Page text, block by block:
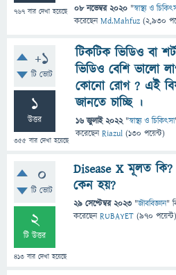
767 বার দেখা হয়েছে 08 নভেম্বর 2020 "স্বাস্থ্য ও
করেছেনMd.Mahfuz (2,930
+1
টি ভোট
1
উত্তর
355 বার দেখা হয়েছে
টিকটিক ভিডিও বা
ভিডিও বেশি ভালো
কোনো রোগ ? এই
জানতে চাচ্ছি ।
16 জুলাই 2022 "স্বাস্থ্য ও চিকিৎসা
করেছেনRiazul (130 পয়েন্ট)
0
টি ভোট
2
টি উত্তর
413 বার দেখা হয়েছে
Disease X মূলত
কেন হয়?
29 সেপ্টেম্বর 2023 "জীববিজ্ঞান"
করেছেনRUBAYET (970 পয়েন্ট)